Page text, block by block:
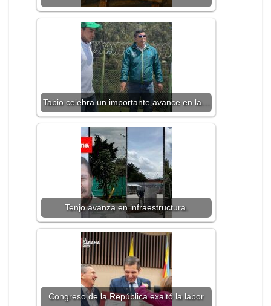
Tabio celebra un importante avance en la…
Tenjo avanza en infraestructura.
Congreso de la República exaltó la labor